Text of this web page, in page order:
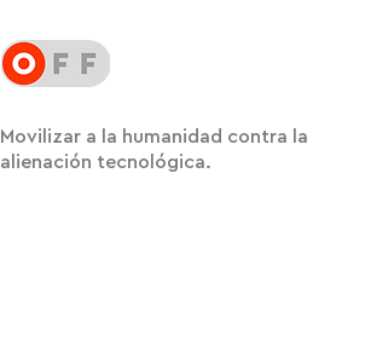
Movilizar a la humanidad contra la
alienación tecnológica.